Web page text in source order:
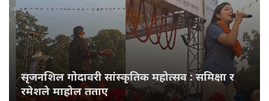
सृजनशिल गोदावरी सांस्कृतिक महोत्सव : समिक्षा र
रमेशले माहोल तताए